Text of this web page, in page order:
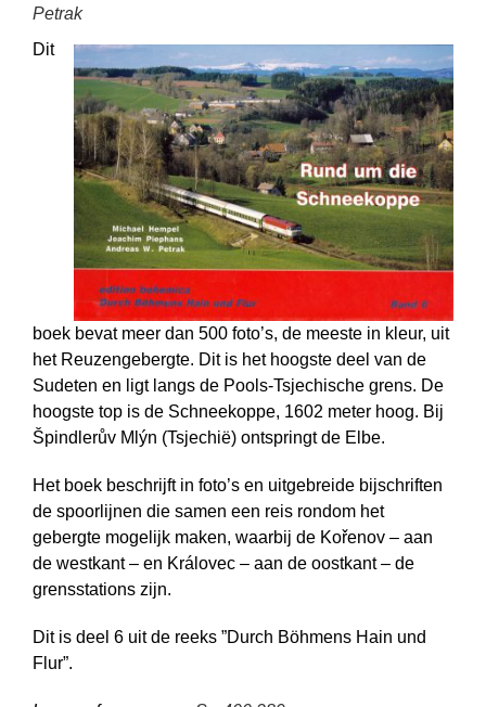
Petrak
Dit
boek bevat meer dan 500 foto’s, de meeste in kleur, uit
het Reuzen­gebergte. Dit is het hoogste deel van de
Sudeten en ligt langs de Pools-Tsjechische grens. De
hoogste top is de Schneekoppe, 1602 meter hoog. Bij
Špindlerův Mlýn (Tsjechië) ontspringt de Elbe.
Het boek beschrijft in foto’s en uitgebreide bijschriften
de spoor­lijnen die samen een reis rondom het
gebergte mogelijk maken, waarbij de Kořenov – aan
de westkant – en Královec – aan de oostkant – de
grensstations zijn.
Dit is deel 6 uit de reeks ”Durch Böhmens Hain und
Flur”.